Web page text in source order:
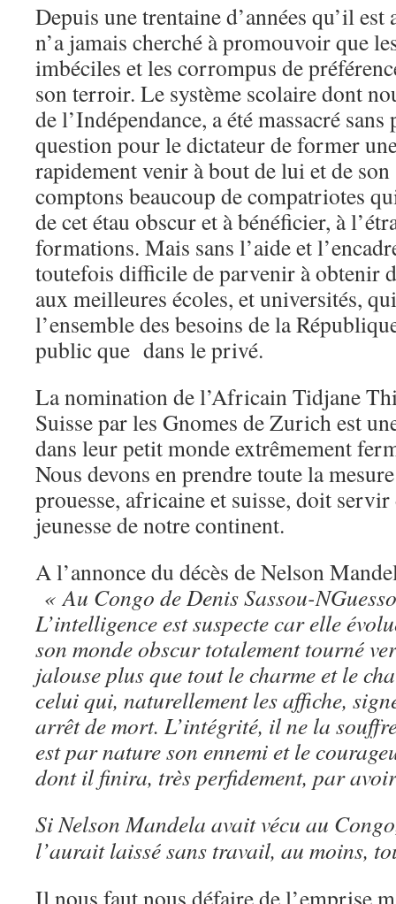
Depuis une trentaine d’années qu’il
n’a jamais cherché à promouvoir que
imbéciles et les corrompus de
son terroir. Le système scolaire dont
de l’Indépendance, a été massacré
question pour le dictateur de former
rapidement venir à bout de lui et de son
comptons beaucoup de compatriotes
de cet étau obscur et à bénéficier, à
formations. Mais sans l’aide et
toutefois difficile de parvenir à obtenir
aux meilleures écoles, et universités,
l’ensemble des besoins de la
public que dans le privé.
La nomination de l’Africain Tidjane
Suisse par les Gnomes de Zurich est
dans leur petit monde extrêmement
Nous devons en prendre toute la
prouesse, africaine et suisse, doit servir
jeunesse de notre continent.
A l’annonce du décès de Nelson
« Au Congo de Denis Sassou-
L’intelligence est suspecte car elle
son monde obscur totalement tourné
jalouse plus que tout le charme et le
celui qui, naturellement les affiche,
arrêt de mort. L’intégrité, il ne la
est par nature son ennemi et le
dont il finira, très perfidement, par
Si Nelson Mandela avait vécu au
l’aurait laissé sans travail, au moins,
Il nous faut nous défaire de l’emprise